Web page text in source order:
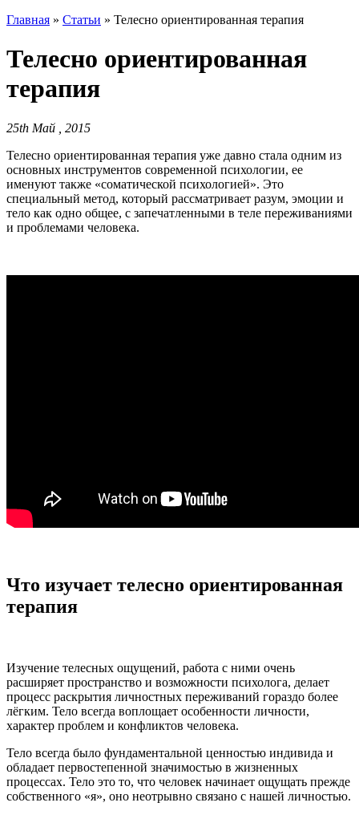
Главная » Статьи » Телесно ориентированная терапия
Телесно ориентированная
терапия
25th Май , 2015
Телесно ориентированная терапия уже давно стала одним из
основных инструментов современной психологии, ее
именуют также «соматической психологией». Это
специальный метод, который рассматривает разум, эмоции и
тело как одно общее, с запечатленными в теле переживаниями
и проблемами человека.
Что изучает телесно ориентированная
терапия
Изучение телесных ощущений, работа с ними очень
расширяет пространство и возможности психолога, делает
процесс раскрытия личностных переживаний гораздо более
лёгким. Тело всегда воплощает особенности личности,
характер проблем и конфликтов человека.
Тело всегда было фундаментальной ценностью индивида и
обладает первостепенной значимостью в жизненных
процессах. Тело это то, что человек начинает ощущать прежде
собственного «я», оно неотрывно связано с нашей личностью.